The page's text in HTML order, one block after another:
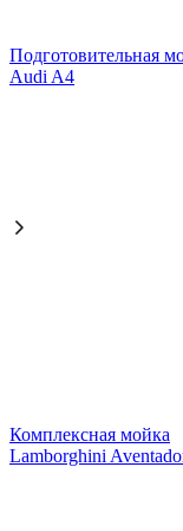
Подготовительная
Audi A4
Комплексная мойка
Lamborghini